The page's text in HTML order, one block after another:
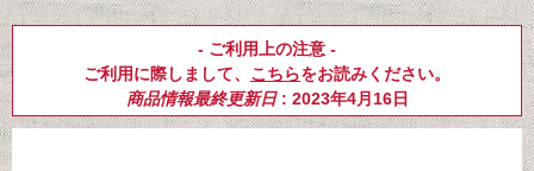
- ご利用上の注意 -
ご利用に際しまして、 こちらをお読みください。
商品情報最終更新日: 2023年4月16日